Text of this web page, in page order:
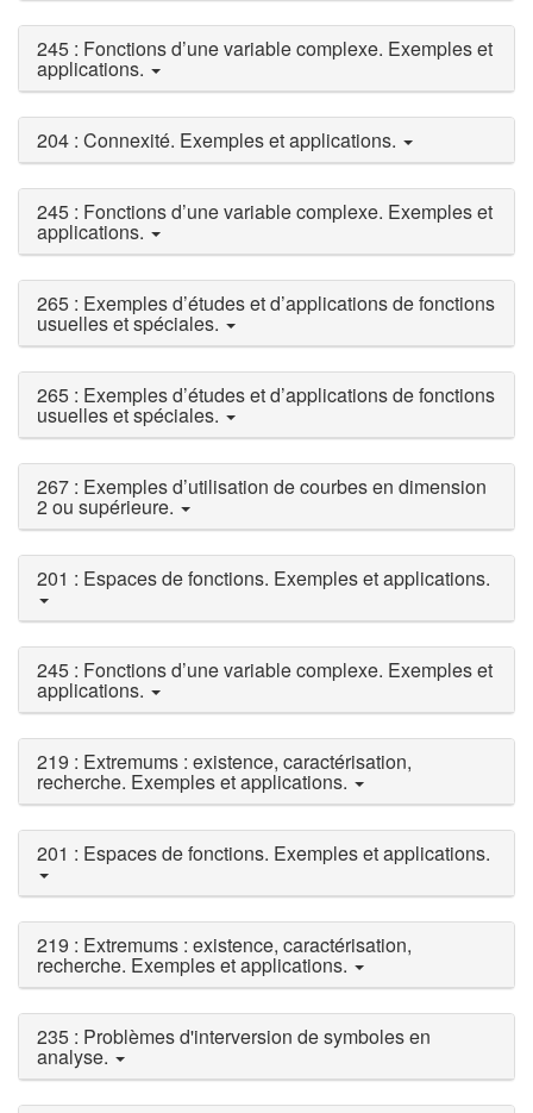
245 : Fonctions d’une variable complexe. Exemples et
applications.
204 : Connexité. Exemples et applications.
245 : Fonctions d’une variable complexe. Exemples et
applications.
265 : Exemples d’études et d’applications de fonctions
usuelles et spéciales.
265 : Exemples d’études et d’applications de fonctions
usuelles et spéciales.
267 : Exemples d’utilisation de courbes en dimension
2 ou supérieure.
201 : Espaces de fonctions. Exemples et applications.
245 : Fonctions d’une variable complexe. Exemples et
applications.
219 : Extremums : existence, caractérisation,
recherche. Exemples et applications.
201 : Espaces de fonctions. Exemples et applications.
219 : Extremums : existence, caractérisation,
recherche. Exemples et applications.
235 : Problèmes d'interversion de symboles en
analyse.